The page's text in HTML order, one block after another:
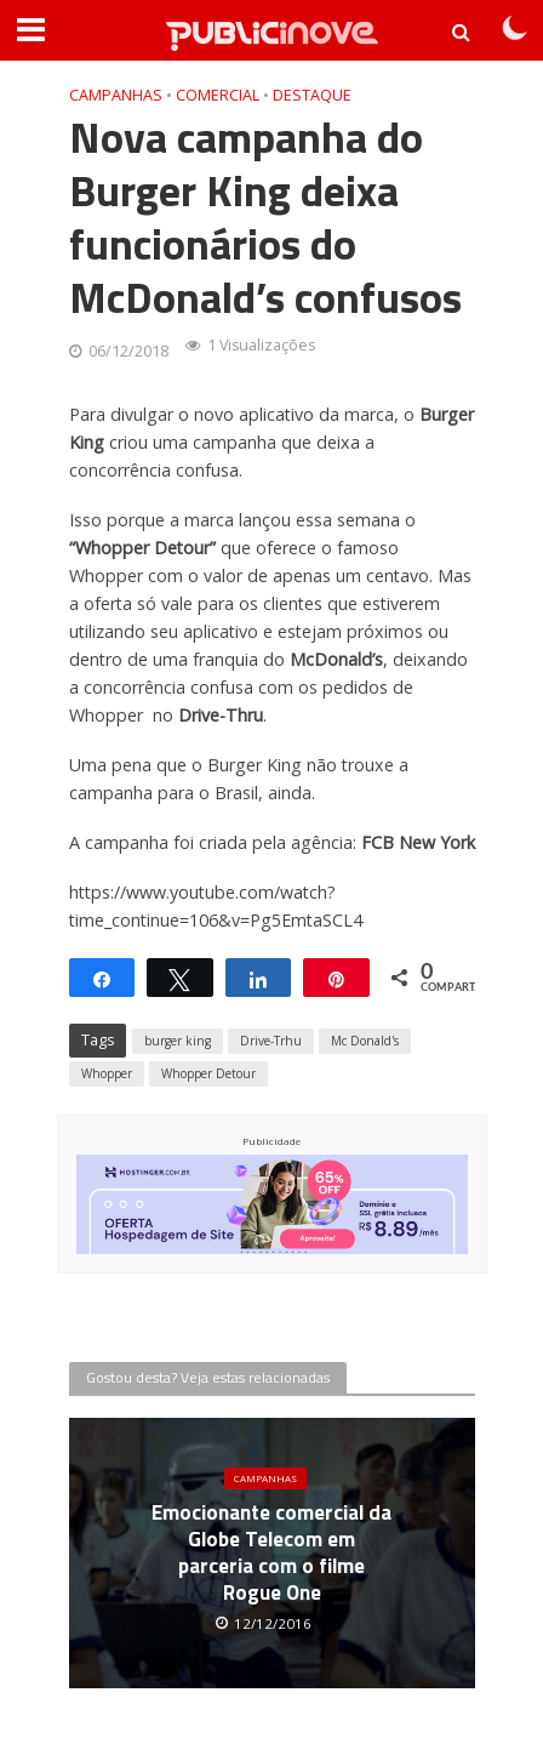
CAMPANHAS • COMERCIAL • DESTAQUE
Nova campanha do
Burger King deixa
funcionários do
McDonald’s confusos
06/12/2018 1 Visualizações
Para divulgar o novo aplicativo da marca, o Burger
Kingcriou uma campanha que deixa a
concorrência confusa.
Isso porque a marca lançou essa semana o
“Whopper Detour”que oferece o famoso
Whopper com o valor de apenas um centavo. Mas
a oferta só vale para os clientes que estiverem
utilizando seu aplicativo e estejam próximos ou
dentro de uma franquia do McDonald’s, deixando
a concorrência confusa com os pedidos de
Whopper no Drive-Thru.
Uma pena que o Burger King não trouxe a
campanha para o Brasil, ainda.
A campanha foi criada pela agência: FCB New York
https://www.youtube.com/watch?
time_continue=106&v=Pg5EmtaSCL4
CompartilharTwittar Compartilhar 0
COMPART.
Tags burger king Drive-Trhu
Mc Donald's
Whopper
Whopper Detour
Publicidade
Gostou desta? Veja estas relacionadas
CAMPANHAS
Emocionante comercial da
Globe Telecom em
parceria com o filme
Rogue One
12/12/2016